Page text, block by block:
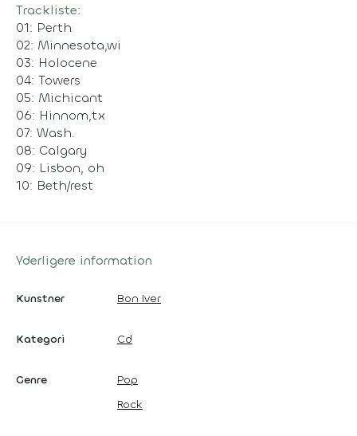
Trackliste:
01: Perth
02: Minnesota,wi
03: Holocene
04: Towers
05: Michicant
06: Hinnom,tx
07: Wash.
08: Calgary
09: Lisbon, oh
10: Beth/rest
Yderligere information
Kunstner Bon Iver
Kategori Cd
Genre
Pop
Rock